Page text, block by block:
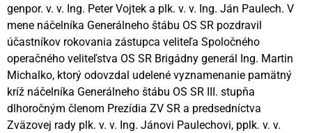
genpor. v. v. Ing. Peter Vojtek a plk. v. v. Ing. Ján Paulech. V
mene náčelníka Generálneho štábu OS SR pozdravil
účastníkov rokovania zástupca veliteľa Spoločného
operačného veliteľstva OS SR Brigádny generál Ing. Martin
Michalko, ktorý odovzdal udelené vyznamenanie pamätný
kríž náčelníka Generálneho štábu OS SR III. stupňa
dlhoročným členom Prezídia ZV SR a predsedníctva
Zväzovej rady plk. v. v. Ing. Jánovi Paulechovi, pplk. v. v.